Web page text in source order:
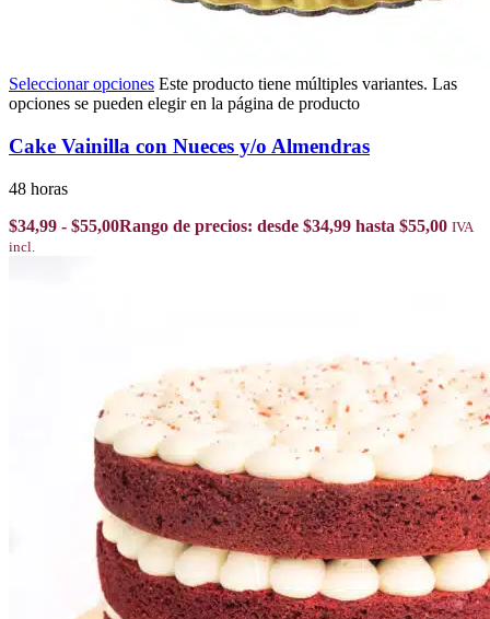
Seleccionar opciones Este producto tiene múltiples variantes. Las
opciones se pueden elegir en la página de producto
Cake Vainilla con Nueces y/o Almendras
48 horas
$34,99 - $55,00Rango de precios: desde $34,99 hasta $55,00 IVA
incl.